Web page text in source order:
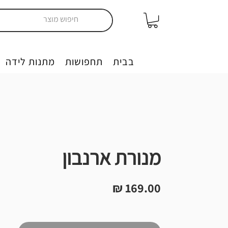
יצירה בבית תחפושות מתנות לידה
מנורת ארנבון